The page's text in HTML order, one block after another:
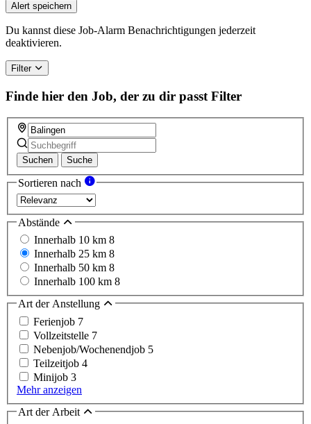
Alert speichern
Du kannst diese Job-Alarm Benachrichtigungen jederzeit
deaktivieren.
Filter
Finde hier den Job, der zu dir passt Filter
Suchen Suche
Sortieren nach
Abstände
Innerhalb 10 km 8
Innerhalb 25 km 8
Innerhalb 50 km 8
Innerhalb 100 km 8
Art der Anstellung
Ferienjob 7
Vollzeitstelle 7
Nebenjob/Wochenendjob 5
Teilzeitjob 4
Minijob 3
Mehr anzeigen
Art der Arbeit